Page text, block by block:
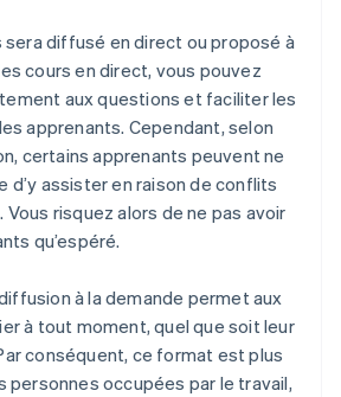
sera diffusé en direct ou proposé à
cours en direct, vous pouvez
aux questions et faciliter les
apprenants. Cependant, selon
certains apprenants peuvent ne
d’y assister en raison de conflits
Vous risquez alors de ne pas avoir
qu’espéré.
à la demande permet aux
à tout moment, quel que soit leur
conséquent, ce format est plus
personnes occupées par le travail,